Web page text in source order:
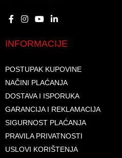
INFORMACIJE
POSTUPAK KUPOVINE
NAČINI PLAĆANJA
DOSTAVA I ISPORUKA
GARANCIJA I REKLAMACIJA
SIGURNOST PLAĆANJA
PRAVILA PRIVATNOSTI
USLOVI KORIŠTENJA